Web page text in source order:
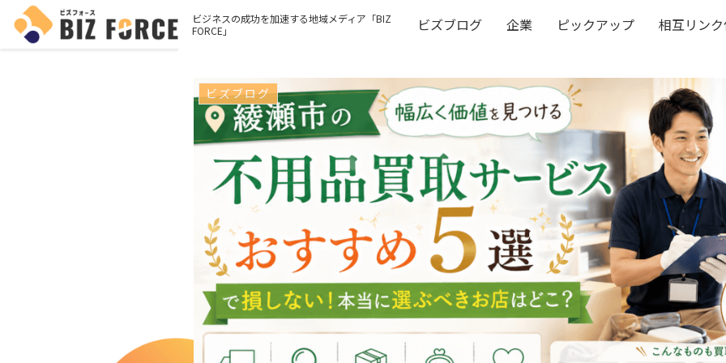
ビジネスの成功を加速する地域メディア「BIZ
FORCE」
ビズブログ 企業 ピックアップ 相互リン
ビズブログ